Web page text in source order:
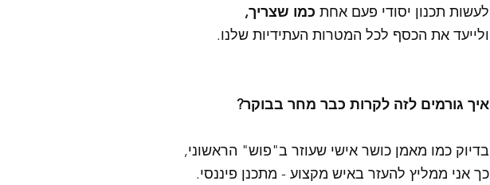
לעשות תכנון יסודי פעם אחת כמו שצריך,
ולייעד את הכסף לכל המטרות העתידיות שלנו.
איך גורמים לזה לקרות כבר מחר בבוקר?
בדיוק כמו מאמן כושר אישי שעוזר ב"פוש" הראשוני,
כך אני ממליץ להעזר באיש מקצוע - מתכנן פיננסי.